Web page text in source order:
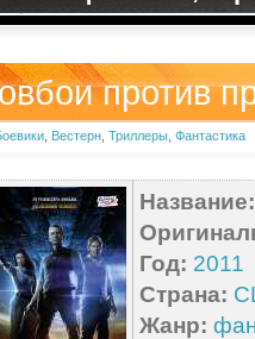
против
Вестерн Триллеры Фантастика
Название:
Год: 2011
Страна:
Жанр: